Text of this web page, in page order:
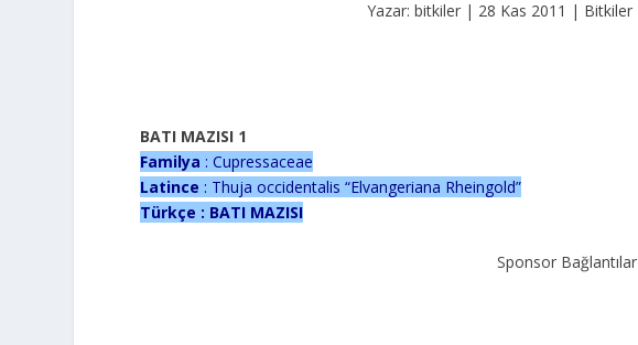
Yazar:bitkiler | 28 Kas 2011 | Bitkiler
BATI MAZISI 1
Familya : Cupressaceae
Latince : Thuja occidentalis “Elvangeriana Rheingold”
Türkçe : BATI MAZISI
Sponsor Bağlantılar